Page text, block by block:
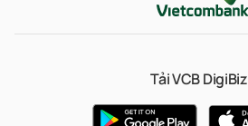
Tải VCB DigiBiz